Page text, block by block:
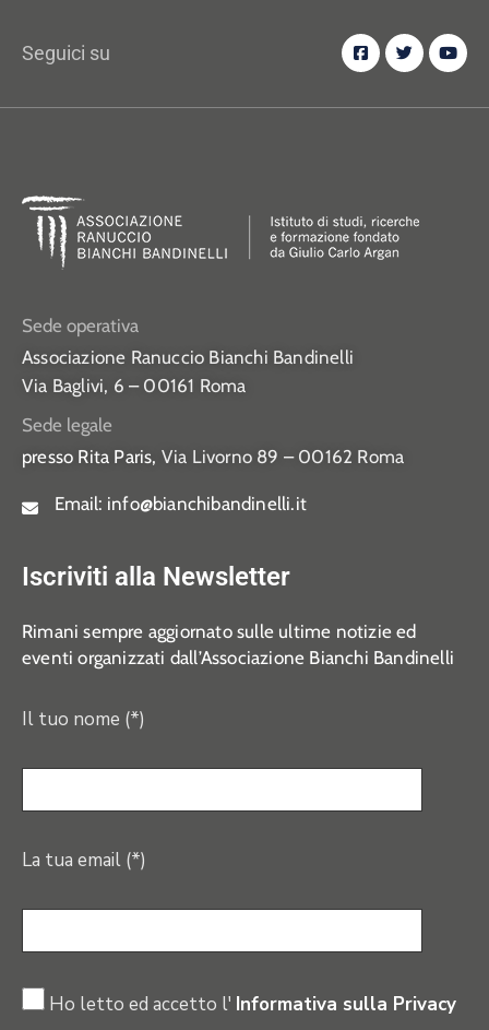
Seguici su
Sede operativa
Associazione Ranuccio Bianchi Bandinelli
Via Baglivi, 6 – 00161 Roma
Sede legale
presso Rita Paris, Via Livorno 89 – 00162 Roma
Email: info@bianchibandinelli.it
Iscriviti alla Newsletter
Rimani sempre aggiornato sulle ultime notizie ed
eventi organizzati dall’Associazione Bianchi Bandinelli
Il tuo nome (*)
La tua email (*)
Ho letto ed accetto l' Informativa sulla Privacy